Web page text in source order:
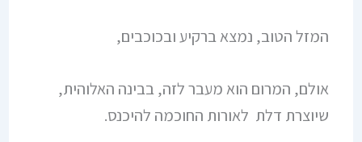
המזל הטוב, נמצא ברקיע ובכוכבים,
אולם, המרום הוא מעבר לזה, בבינה האלוהית,
שיוצרת דלת לאורות החוכמה להיכנס.